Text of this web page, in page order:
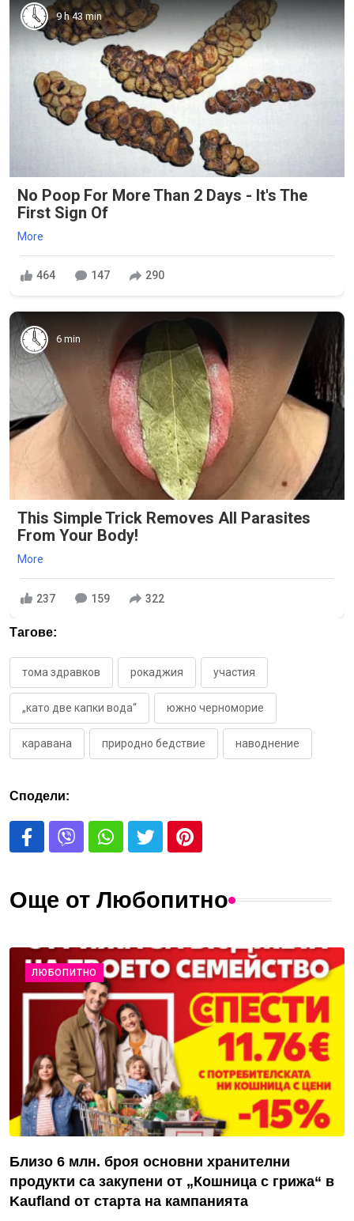
9 h 43 min
No Poop For More Than 2 Days - It's The
First Sign Of
More
464 147 290
6 min
This Simple Trick Removes All Parasites
From Your Body!
More
237 159 322
Тагове:
тома здравков рокаджия участия
„като две капки вода“ южно черноморие
каравана природно бедствие наводнение
Сподели:
Още от Любопитно
ЛЮБОПИТНО
Близо 6 млн. броя основни хранителни
продукти са закупени от „Кошница с грижа“ в
Kaufland от старта на кампанията